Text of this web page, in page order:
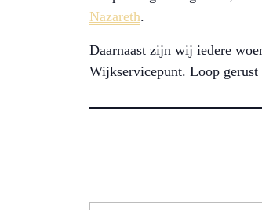
Nazareth.
Daarnaast zijn wij iedere
Wijkservicepunt. Loop gerust
Typ je e-mail...